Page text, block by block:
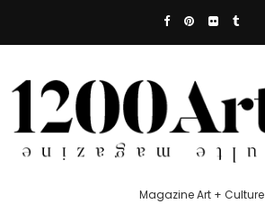
Magazine Art + Culture